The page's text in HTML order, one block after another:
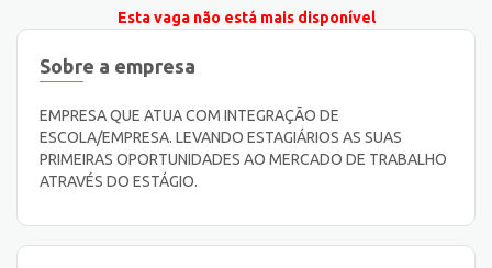
Esta vaga não está mais disponível
Sobre a empresa
EMPRESA QUE ATUA COM INTEGRAÇÃO DE
ESCOLA/EMPRESA. LEVANDO ESTAGIÁRIOS AS SUAS
PRIMEIRAS OPORTUNIDADES AO MERCADO DE TRABALHO
ATRAVÉS DO ESTÁGIO.